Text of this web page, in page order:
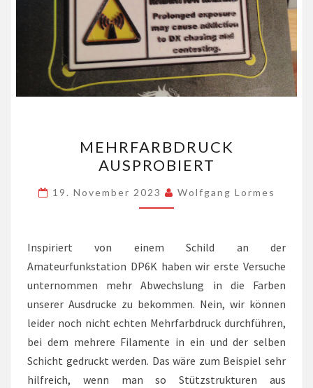
AUSPROBIERT
MEHRFARBDRUCK
AUSPROBIERT
19. November 2023 Wolfgang Lormes
Inspiriert von einem Schild an der
Amateurfunkstation DP6K haben wir erste Versuche
unternommen mehr Abwechslung in die Farben
unserer Ausdrucke zu bekommen. Nein, wir können
leider noch nicht echten Mehrfarbdruck durchführen,
bei dem mehrere Filamente in ein und der selben
Schicht gedruckt werden. Das wäre zum Beispiel sehr
hilfreich, wenn man so Stützstrukturen aus